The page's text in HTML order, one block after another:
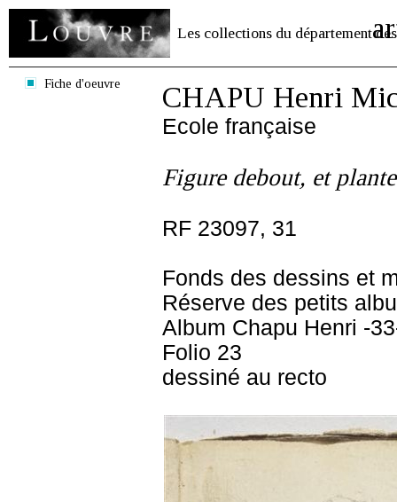
Les collections du département des
Fiche d'oeuvre CHAPU Henri
Ecole française
Figure debout, et plante
RF 23097, 31
Fonds des dessins et
Réserve des petits
Album Chapu Henri -
Folio 23
dessiné au recto